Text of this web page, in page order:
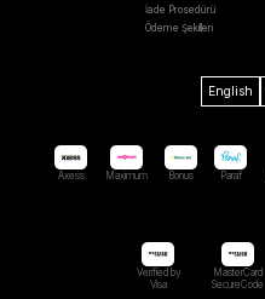
İade Prosedürü
Ödeme Şekilleri
English
Axess Maximum Bonus Paraf
Verified by
Visa
MasterCard
SecureCode